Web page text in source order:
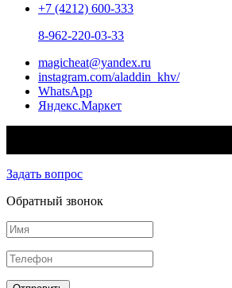
+7 (4212) 600-333
8-962-220-03-33
magicheat@yandex.ru
instagram.com/aladdin_khv/
WhatsApp
Яндекс.Маркет
Задать вопрос
Обратный звонок